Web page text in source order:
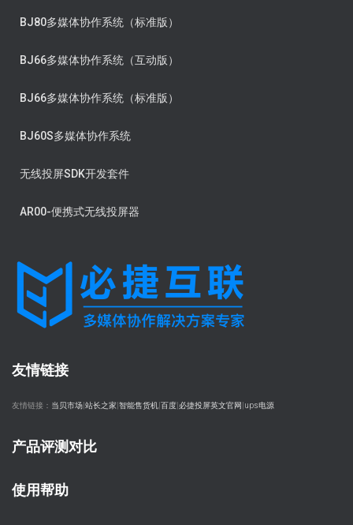
BJ80多媒体协作系统（标准版）
BJ66多媒体协作系统（互动版）
BJ66多媒体协作系统（标准版）
BJ60S多媒体协作系统
无线投屏SDK开发套件
AR00-便携式无线投屏器
友情链接
友情链接： 当贝市场 站长之家 智能售货机 百度 必捷投屏英文官网 ups电源
产品评测对比
使用帮助